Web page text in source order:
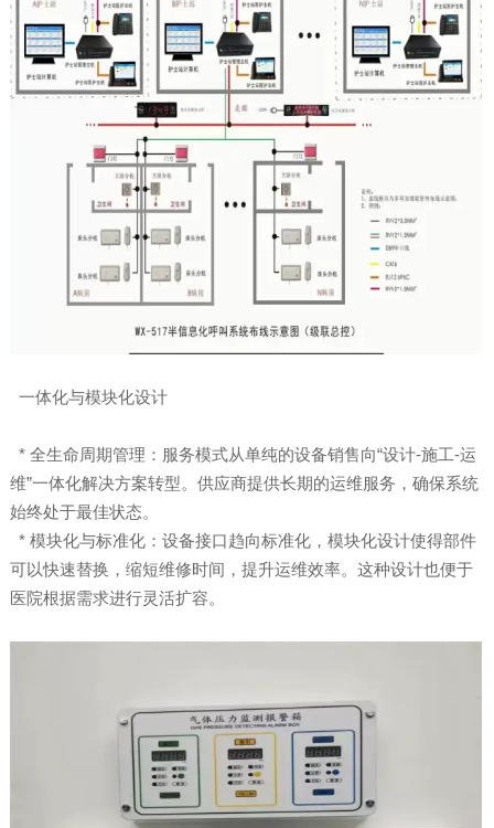
一体化与模块化设计
* 全生命周期管理：服务模式从单纯的设备销售向“设计-施工-运
维”一体化解决方案转型。供应商提供长期的运维服务，确保系统
始终处于最佳状态。
* 模块化与标准化：设备接口趋向标准化，模块化设计使得部件
可以快速替换，缩短维修时间，提升运维效率。这种设计也便于
医院根据需求进行灵活扩容。